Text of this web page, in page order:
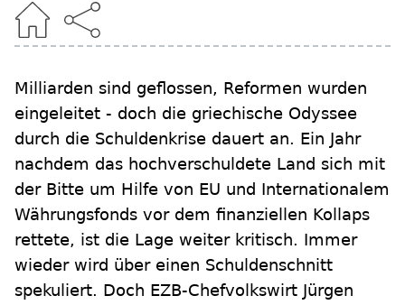
Milliarden sind geflossen, Reformen wurden
eingeleitet - doch die griechische Odyssee
durch die Schuldenkrise dauert an. Ein Jahr
nachdem das hochverschuldete Land sich mit
der Bitte um Hilfe von EU und Internationalem
Währungsfonds vor dem finanziellen Kollaps
rettete, ist die Lage weiter kritisch. Immer
wieder wird über einen Schuldenschnitt
spekuliert. Doch EZB-Chefvolkswirt Jürgen